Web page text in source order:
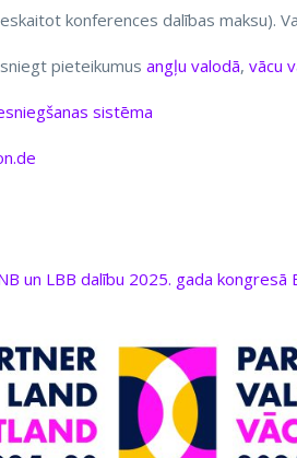
konferences dalības maksu).
pieteikumus angļu valodā, vācu
sistēma
un LBB dalību 2025. gada kongresā